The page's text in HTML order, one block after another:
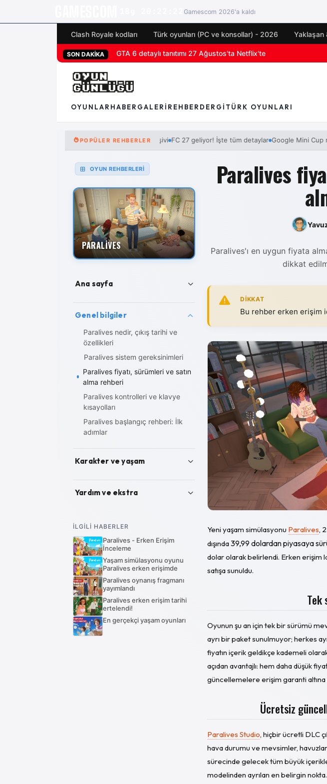
Gamescom 2026'a kaldı
Clash Royale kodları Türk oyunları (PC ve konsollar) - 2026 Yaklaşan
SON DAKİKA San Diego Comic-Con 2026 tüm oyun duyuruları
OYUNLAR HABER GALERI REHBER DERGI TÜRK OYUNLARI
POPÜLER REHBERLERFC 27 geliyor! İşte tüm detaylar Google Mini Cup rehber
OYUN REHBERLERİ
PARALİVES
Ana sayfa
Genel bilgiler
Paralives nedir, çıkış tarihi ve
özellikleri
Paralives sistem gereksinimleri
Paralives fiyatı, sürümleri ve satın
alma rehberi
Paralives kontrolleri ve klavye
kısayolları
Paralives başlangıç rehberi: İlk
adımlar
Karakter ve yaşam
oluşturma rehberi
Paralives kişilik özellikleri ve trait
sistemi
Paralives yetenekler ve skill
sistemi rehberi
Yardım ve ekstra
Paralives hile kodları nasıl
kullanılır?
Paralives para hilesi: Tüm para
kodları
Paralives ihtiyaç hilesi: Tüm 'need'
kodları
Paralives hamilelik hilesi ve bebek
kodları
Paralives karakter ve yaş hileleri
Paralives meslek ve kariyer hileleri
İLGİLİ HABERLER
Paralives - Erken Erişim
İnceleme
Yaşam simülasyonu oyunu
Paralives erken erişimde
Paralives oynanış fragmanı
yayımlandı
Paralives erken erişim tarihi
ertelendi!
En gerçekçi yaşam oyunları
Paralives
Paralives'ı en uygun fiyata
dikkat
DIKKAT
Bu rehber erken erişim
Yeni yaşam simülasyonu Paralives,
dışında39,99 dolardan piyasaya
dolar olarak belirlendi. Erken erişim
satışa sunuldu.
Tek
Oyunun şu an için tek bir sürümü
ayrı bir paket sunulmuyor; herkes
fiyatın içerik geldikçe kademeli
açıdan avantajlı: hem daha düşük
güncellemelere erişim garanti altına
Ücretsiz
Paralives Studio, hiçbir ücretli DLC
hava durumu ve mevsimler,
sürecinde gelecek tüm büyük
modelinden ayrılan en belirgin nokta.